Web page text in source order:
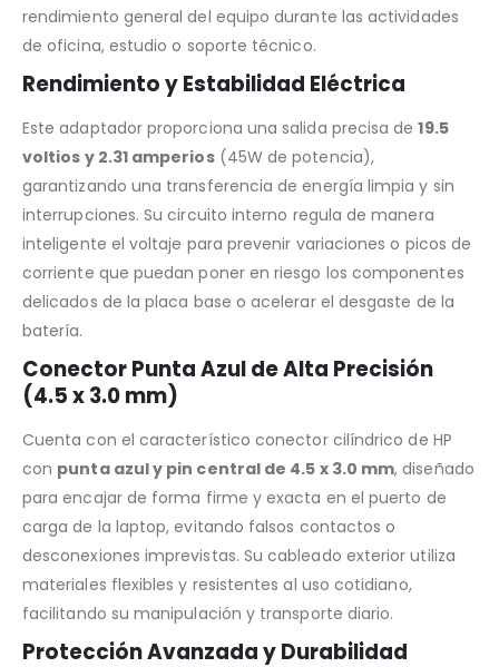
rendimiento general del equipo durante las actividades
de oficina, estudio o soporte técnico.
Rendimiento y Estabilidad Eléctrica
Este adaptador proporciona una salida precisa de19.5
voltios y 2.31 amperios(45W de potencia),
garantizando una transferencia de energía limpia y sin
interrupciones. Su circuito interno regula de manera
inteligente el voltaje para prevenir variaciones o picos de
corriente que puedan poner en riesgo los componentes
delicados de la placa base o acelerar el desgaste de la
batería.
Conector Punta Azul de Alta Precisión
(4.5 x 3.0 mm)
Cuenta con el característico conector cilíndrico de HP
con punta azul y pin central de 4.5 x 3.0 mm, diseñado
para encajar de forma firme y exacta en el puerto de
carga de la laptop, evitando falsos contactos o
desconexiones imprevistas. Su cableado exterior utiliza
materiales flexibles y resistentes al uso cotidiano,
facilitando su manipulación y transporte diario.
Protección Avanzada y Durabilidad